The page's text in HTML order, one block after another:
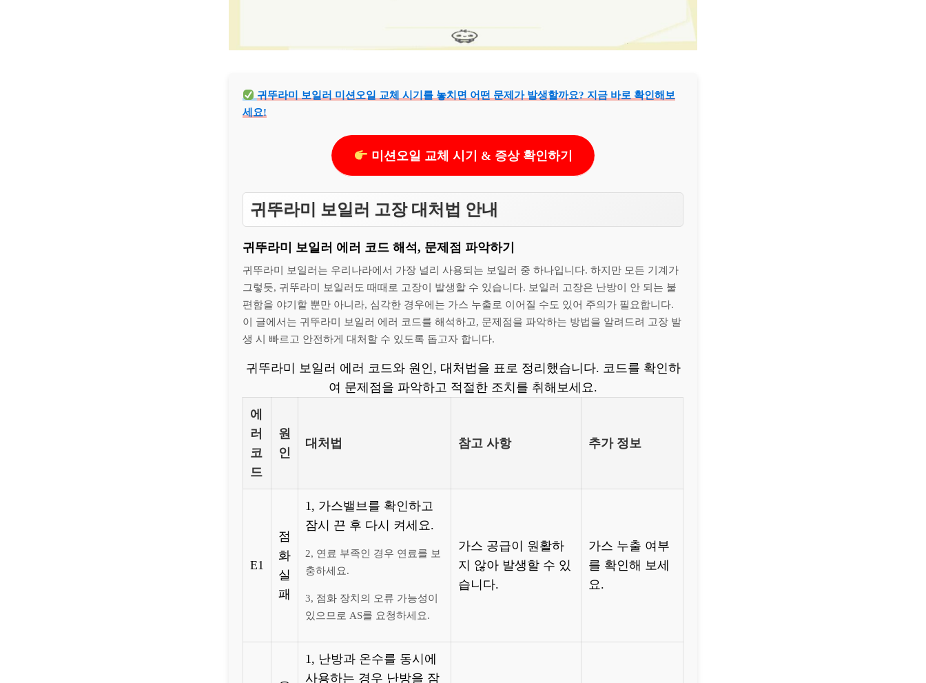
귀뚜라미 보일러 미션오일 교체 시기를 놓치면 어떤 문제가 발생할까요? 지금 바로 확인해보
세요!
미션오일 교체 시기 & 증상 확인하기
귀뚜라미 보일러 고장 대처법 안내
귀뚜라미 보일러 에러 코드 해석, 문제점 파악하기
귀뚜라미 보일러는 우리나라에서 가장 널리 사용되는 보일러 중 하나입니다. 하지만 모든 기계가
그렇듯, 귀뚜라미 보일러도 때때로 고장이 발생할 수 있습니다. 보일러 고장은 난방이 안 되는 불
편함을 야기할 뿐만 아니라, 심각한 경우에는 가스 누출로 이어질 수도 있어 주의가 필요합니다.
이 글에서는 귀뚜라미 보일러 에러 코드를 해석하고, 문제점을 파악하는 방법을 알려드려 고장 발
생 시 빠르고 안전하게 대처할 수 있도록 돕고자 합니다.
귀뚜라미 보일러 에러 코드와 원인, 대처법을 표로 정리했습니다. 코드를 확인하
여 문제점을 파악하고 적절한 조치를 취해보세요.
에
러
코
드
원
인
대처법 참고 사항 추가 정보
E1
점
화
실
패
1, 가스밸브를 확인하고
잠시 끈 후 다시 켜세요.
2, 연료 부족인 경우 연료를 보
충하세요.
3, 점화 장치의 오류 가능성이
있으므로 AS를 요청하세요.
가스 공급이 원활하
지 않아 발생할 수 있
습니다.
가스 누출 여부
를 확인해 보세
요.
1, 난방과 온수를 동시에
사용하는 경우 난방을 잠